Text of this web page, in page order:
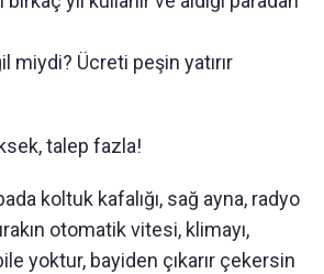
miydi? Ücreti peşin yatırır
talep fazla!
koltuk kafalığı, sağ ayna, radyo
otomatik vitesi, klimayı,
yoktur, bayiden çıkarır çekersin